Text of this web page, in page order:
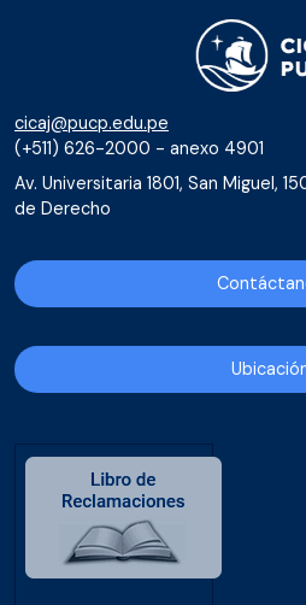
cicaj@pucp.edu.pe
(+511) 626-2000 - anexo 4901
Av. Universitaria 1801, San Miguel,
de Derecho